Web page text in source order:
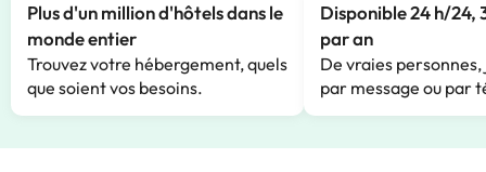
Plus d'un million d'hôtels dans le
monde entier
Trouvez votre hébergement, quels
que soient vos besoins.
Disponible 24 h/24,
par an
De vraies
par message ou par